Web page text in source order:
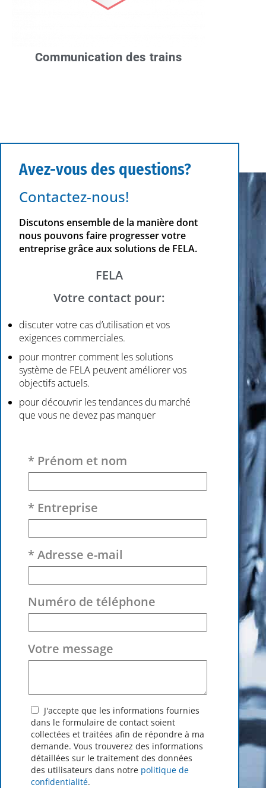
Communication des trains
Avez-vous des questions?
Contactez-nous!
Discutons ensemble de la manière dont
nous pouvons faire progresser votre
entreprise grâce aux solutions de FELA.
FELA
Votre contact pour:
discuter votre cas d’utilisation et vos
exigences commerciales.
pour montrer comment les solutions
système de FELA peuvent améliorer vos
objectifs actuels.
pour découvrir les tendances du marché
que vous ne devez pas manquer
* Prénom et nom
* Entreprise
* Adresse e-mail
Numéro de téléphone
Votre message
J'accepte que les informations fournies
dans le formulaire de contact soient
collectées et traitées afin de répondre à ma
demande. Vous trouverez des informations
détaillées sur le traitement des données
des utilisateurs dans notre politique de
confidentialité.